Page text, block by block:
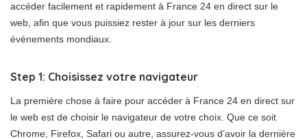
accéder facilement et rapidement à France 24 en direct sur le
web, afin que vous puissiez rester à jour sur les derniers
événements mondiaux.
Step 1: Choisissez votre navigateur
La première chose à faire pour accéder à France 24 en direct sur
le web est de choisir le navigateur de votre choix. Que ce soit
Chrome, Firefox, Safari ou autre, assurez-vous d’avoir la dernière